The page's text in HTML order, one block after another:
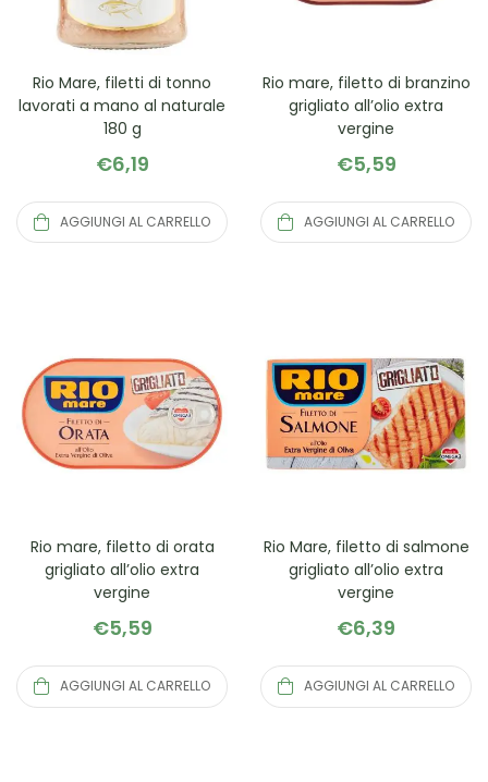
Rio Mare, filetti di tonno
lavorati a mano al naturale
180 g
€6,19
AGGIUNGI AL CARRELLO
Rio mare, filetto di branzino
grigliato all’olio extra
vergine
€5,59
AGGIUNGI AL CARRELLO
Rio mare, filetto di orata
grigliato all’olio extra
vergine
€5,59
AGGIUNGI AL CARRELLO
Rio Mare, filetto di salmone
grigliato all’olio extra
vergine
€6,39
AGGIUNGI AL CARRELLO